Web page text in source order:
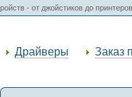
- от джойстиков до
Драйверы Заказ